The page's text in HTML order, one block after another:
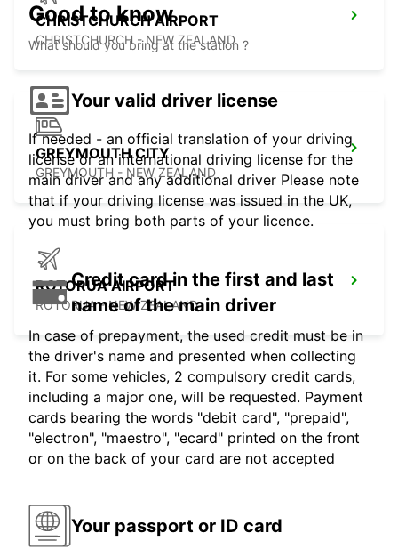
CHRISTCHURCH AIRPORT
CHRISTCHURCH - NEW ZEALAND
GREYMOUTH CITY
GREYMOUTH - NEW ZEALAND
ROTORUA AIRPORT
ROTORUA - NEW ZEALAND
Good to know
What should you bring at the station ?
Your valid driver license
If needed - an official translation of your driving
license or an international driving license for the
main driver and any additional driver Please note
that if your driving license was issued in the UK,
you must bring both parts of your licence.
Credit card in the first and last
name of the main driver
In case of prepayment, the used credit must be in
the driver's name and presented when collecting
it. For some vehicles, 2 compulsory credit cards,
including a major one, will be requested. Payment
cards bearing the words "debit card", "prepaid",
"electron", "maestro", "ecard" printed on the front
or on the back of your card are not accepted
Your passport or ID card